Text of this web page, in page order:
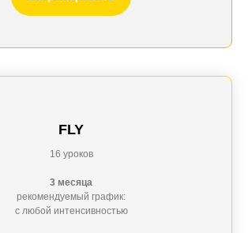
FLY
16 уроков
3 месяца
рекомендуемый график:
с любой интенсивностью